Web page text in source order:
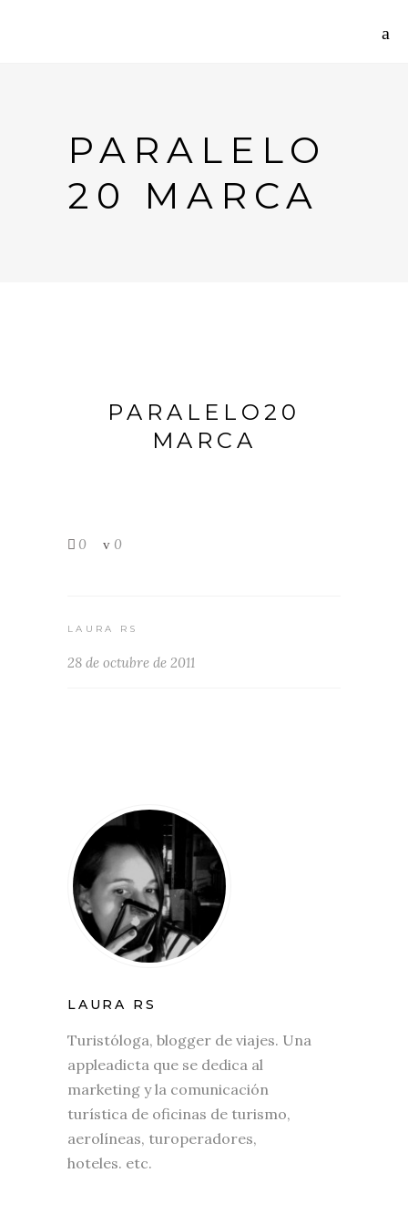
PARALELO
20 MARCA
PARALELO20
MARCA
0 0
LAURA RS
28 de octubre de 2011
LAURA RS
Turistóloga, blogger de viajes. Una
appleadicta que se dedica al
marketing y la comunicación
turística de oficinas de turismo,
aerolíneas, turoperadores,
hoteles. etc.